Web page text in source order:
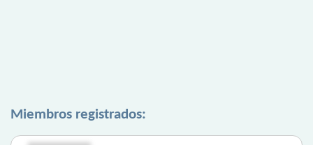
Miembros registrados: